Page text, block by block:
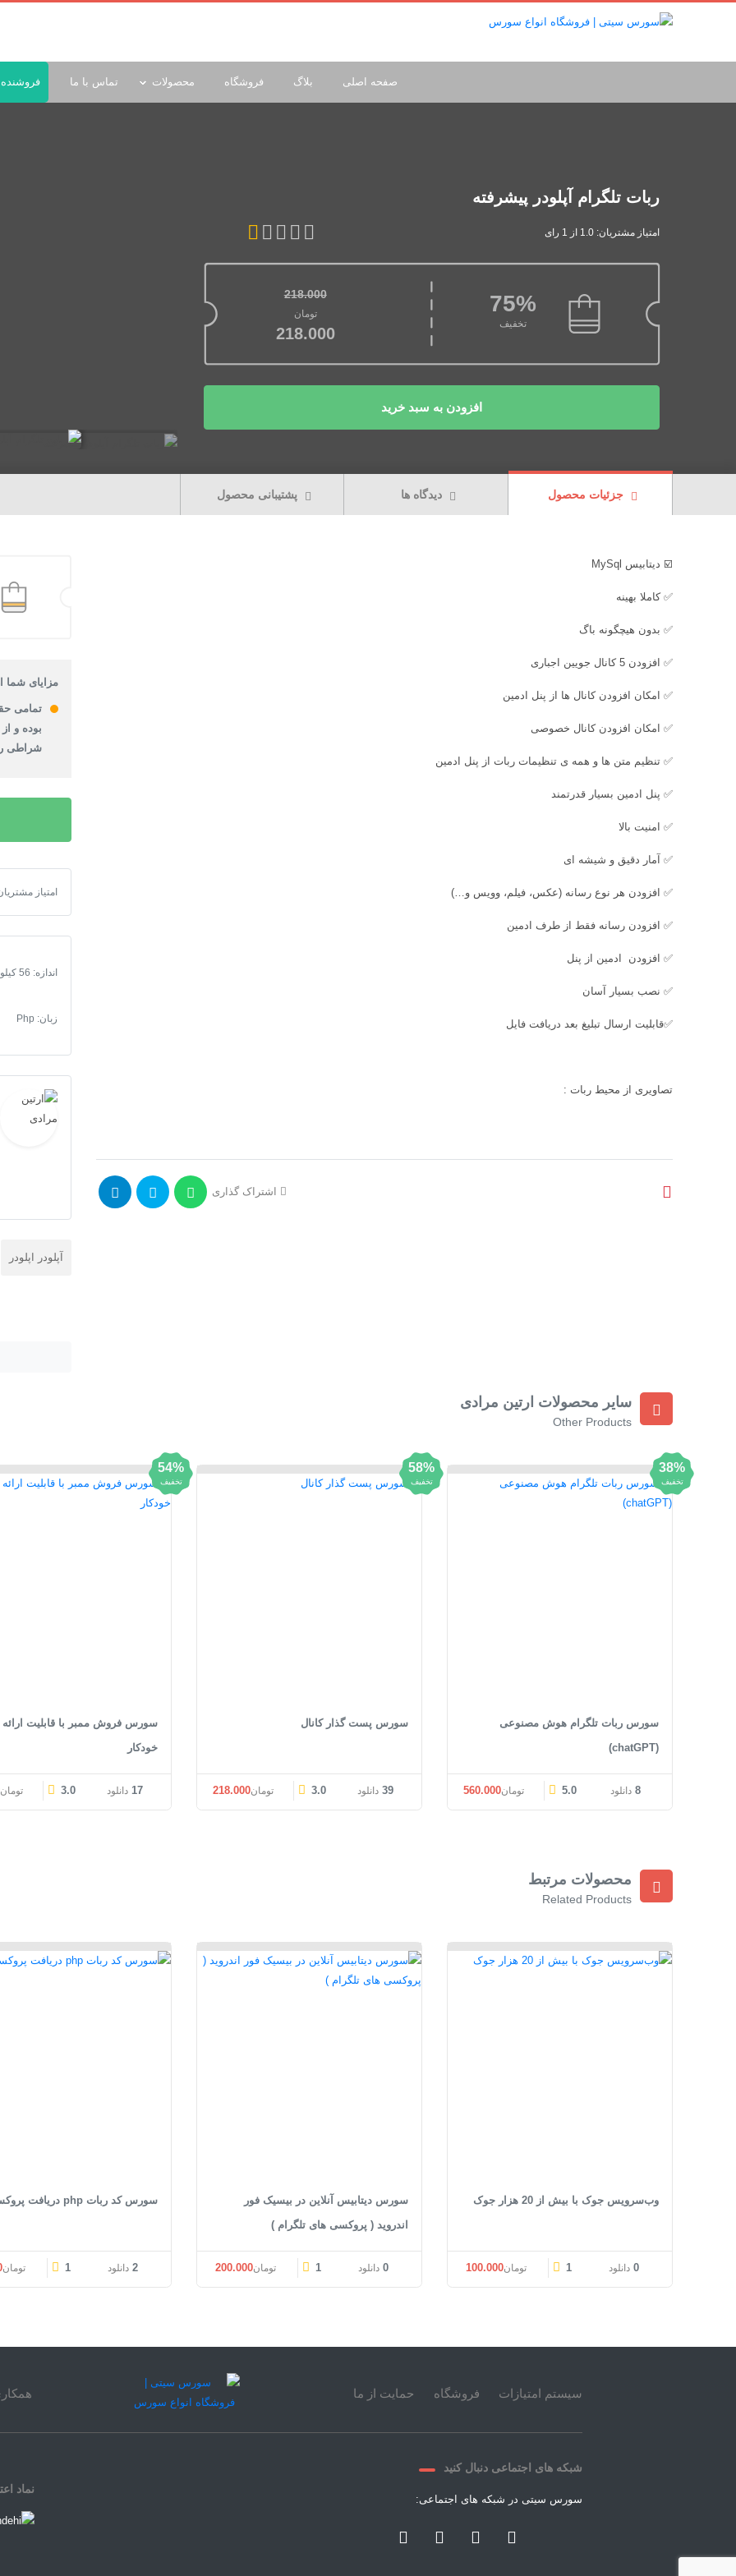
صفحه اصلی بلاگ فروشگاه محصولات تماس با ما
ربات تلگرام آپلودر پیشرفته
امتیاز مشتریان: 1.0 از 1 رای
75%
تخفیف
218.000
قیمت اصلی: تومان218.000 بود.تومان
218.000 قیمت فعلی: تومان218.000.
افزودن به سبد خرید
جزئیات محصول دیدگاه ها پشتیبانی محصول
☑️ دیتابیس MySql
✅ کاملا بهینه
✅ بدون هیچگونه باگ
✅ افزودن 5 کانال جویین اجباری
✅ امکان افزودن کانال ها از پنل ادمین
✅ امکان افزودن کانال خصوصی
✅ تنظیم متن ها و همه ی تنظیمات ربات از پنل ادمین
✅ پنل ادمین بسیار قدرتمند
✅ امنیت بالا
✅ آمار دقیق و شیشه ای
✅ افزودن هر نوع رسانه (عکس، فیلم، وویس و…)
✅ افزودن رسانه فقط از طرف ادمین
✅ افزودن ادمین از پنل
✅ نصب بسیار آسان
✅قابلیت ارسال تبلیغ بعد دریافت فایل
تصاویری از محیط ربات :
اشتراک گذاری
مزایای شما
تمامی
بوده و
شراطی
ربات تلگرام
امتیاز
اندازه: 56 کیلوبایت
زبان: Php
آپلودر اپلودر
سایر محصولات ارتین مرادی
Other Products
38%
تخفیف
سورس ربات تلگرام هوش مصنوعی
(chatGPT)
8 دانلود 5.0 قیمت اصلی: تومان560.000 بود.
تومان560.000قیمت فعلی: تومان560.000.
58%
تخفیف
سورس پست گذار کانال
39 دانلود 3.0 قیمت اصلی: تومان218.000 بود.
تومان218.000قیمت فعلی: تومان218.000.
54%
تخفیف
سورس فروش ممبر با قابلیت ارائه
خودکار
17 دانلود 3.0 قیمت
تومان
محصولات مرتبط
Related Products
وب‌سرویس جوک با بیش از 20 هزار جوک
0 دانلود 1 تومان100.000
سورس دیتابیس آنلاین در بیسیک فور
اندروید ( پروکسی های تلگرام )
0 دانلود 1 تومان200.000
سورس کد ربات php دریافت پروکسی
2 دانلود 1 تومان
سیستم امتیازات فروشگاه حمایت از ما
شبکه های اجتماعی دنبال کنید
سورس سیتی در شبکه های اجتماعی:
نماد